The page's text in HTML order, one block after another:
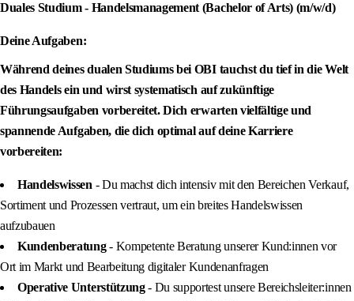
Duales Studium - Handelsmanagement (Bachelor of Arts) (m/w/d)
Deine Aufgaben:
Während deines dualen Studiums bei OBI tauchst du tief in die Welt
des Handels ein und wirst systematisch auf zukünftige
Führungsaufgaben vorbereitet. Dich erwarten vielfältige und
spannende Aufgaben, die dich optimal auf deine Karriere
vorbereiten:
Handelswissen - Du machst dich intensiv mit den Bereichen Verkauf,
Sortiment und Prozessen vertraut, um ein breites Handelswissen
aufzubauen
Kundenberatung- Kompetente Beratung unserer Kund:innen vor
Ort im Markt und Bearbeitung digitaler Kundenanfragen
Operative Unterstützung- Du supportest unsere Bereichsleiter:innen